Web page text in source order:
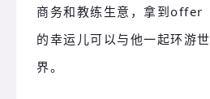
商务和教练生意，拿到offer
的幸运儿可以与他一起环游世
界。